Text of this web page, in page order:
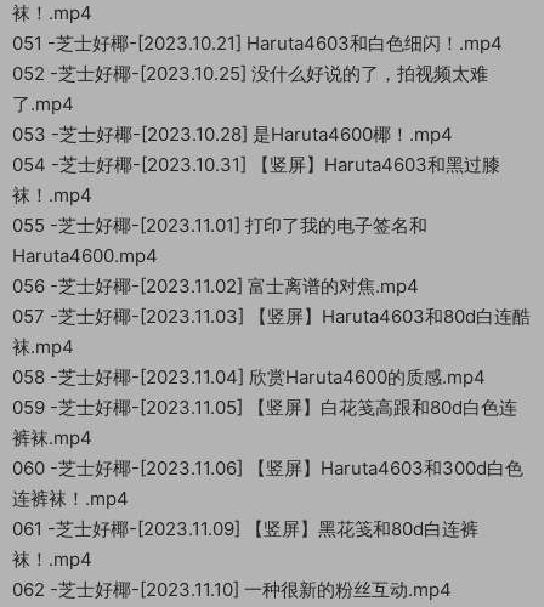
袜！.mp4
051 -芝士好椰-[2023.10.21] Haruta4603和白色细闪！.mp4
052 -芝士好椰-[2023.10.25] 没什么好说的了，拍视频太难
了.mp4
053 -芝士好椰-[2023.10.28] 是Haruta4600椰！.mp4
054 -芝士好椰-[2023.10.31] 【竖屏】Haruta4603和黑过膝
袜！.mp4
055 -芝士好椰-[2023.11.01] 打印了我的电子签名和
Haruta4600.mp4
056 -芝士好椰-[2023.11.02] 富士离谱的对焦.mp4
057 -芝士好椰-[2023.11.03] 【竖屏】Haruta4603和80d白连酷
袜.mp4
058 -芝士好椰-[2023.11.04] 欣赏Haruta4600的质感.mp4
059 -芝士好椰-[2023.11.05] 【竖屏】白花笺高跟和80d白色连
裤袜.mp4
060 -芝士好椰-[2023.11.06] 【竖屏】Haruta4603和300d白色
连裤袜！.mp4
061 -芝士好椰-[2023.11.09] 【竖屏】黑花笺和80d白连裤
袜！.mp4
062 -芝士好椰-[2023.11.10] 一种很新的粉丝互动.mp4